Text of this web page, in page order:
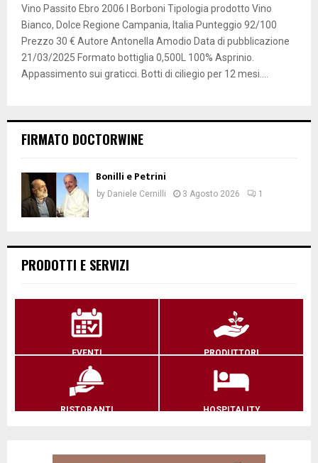
Vino Passito Ebro 2006 I Borboni Tipologia prodotto Vino
Bianco, Dolce Regione Campania, Italia Punteggio 92/100
Prezzo 30 € Autore Antonella Amodio Data di pubblicazione
21/03/2025 Formato bottiglia 0,500L 100% Asprinio.
Appassimento sui graticci. Botti di ciliegio per 12 mesi....
FIRMATO DOCTORWINE
Bonilli e Petrini
by Daniele Cernilli 3 Agosto 2026 1
PRODOTTI E SERVIZI
EVENTI PRODUTTORI
RISTORANTI HOSPITALITY